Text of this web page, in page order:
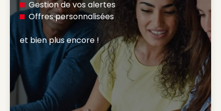
Gestion de vos alertes
Offres personnalisées
et bien plus encore !